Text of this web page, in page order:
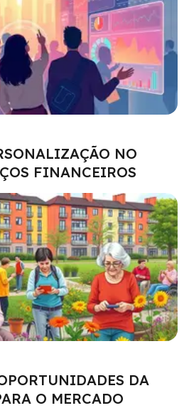
NO
FINANCEIROS
DA
O MERCADO